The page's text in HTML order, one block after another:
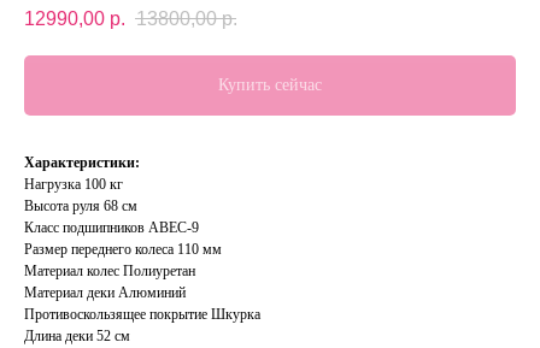
12990,00 р. 13800,00 р.
Купить сейчас
Характеристики:
Нагрузка 100 кг
Высота руля 68 см
Класс подшипников ABEC-9
Размер переднего колеса 110 мм
Материал колес Полиуретан
Материал деки Алюминий
Противоскользящее покрытие Шкурка
Длина деки 52 см